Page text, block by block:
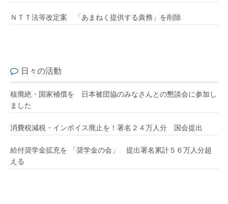
ＮＴＴ法等改定案 「あまねく提供する責務」を削除
日々の活動
核廃絶・国家補償を 日本被団協のみなさんとの懇談会に参加し
ました
消費税減税・インボイス廃止を！署名２４万人分 国会提出
給付奨学金拡充を 「奨学金の会」 提出署名累計５６万人分超
える